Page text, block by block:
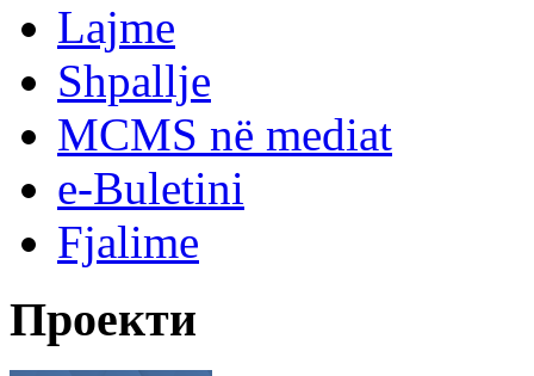
Lajme
Shpallje
MCMS në mediat
e-Buletini
Fjalime
Проекти